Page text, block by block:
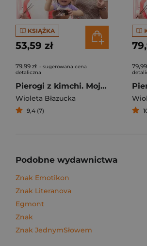
KSIĄŻKA
53,59 zł
79,99 zł - sugerowana cena
detaliczna
Pierogi z kimchi. Moje ulubione azjatyckie przepisy
Wioleta Błazucka
9,4 (7)
79,99
Podobne wydawnictwa
Znak Emotikon
Znak Literanova
Egmont
Znak
Znak JednymSłowem